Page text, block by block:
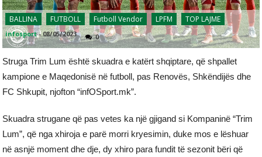
BALLINA FUTBOLL Futboll Vendor LPFM TOP LAJME
infosport -08/05/2023 0
Struga Trim Lum është skuadra e katërt shqiptare, që shpallet
kampione e Maqedonisë në futboll, pas Renovës, Shkëndijës dhe
FC Shkupit, njofton “infOSport.mk”.
Skuadra strugane që pas vetes ka një gjigand si Kompaninë “Trim
Lum”, që nga xhiroja e parë morri kryesimin, duke mos e lëshuar
në asnjë moment dhe dje, dy xhiro para fundit të sezonit bëri që